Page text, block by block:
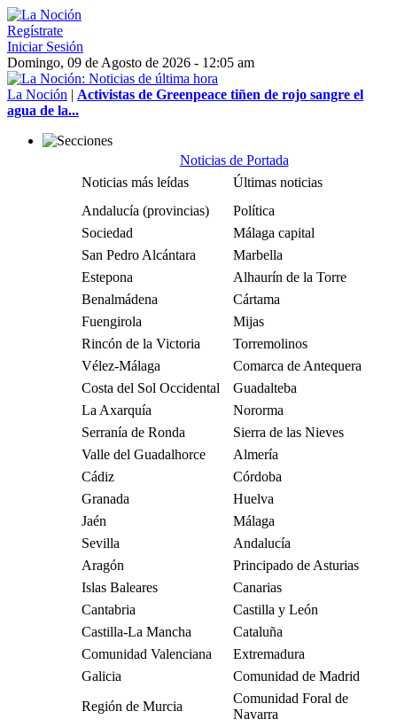
Regístrate
Iniciar Sesión
Domingo, 09 de Agosto de 2026 - 12:05 am
La Noción | Activistas de Greenpeace tiñen de rojo sangre el
agua de la...
Noticias de Portada
Noticias más leídas
Últimas noticias
Andalucía (provincias)
Política
Sociedad
Málaga capital
San Pedro Alcántara
Marbella
Estepona
Alhaurín de la Torre
Benalmádena
Cártama
Fuengirola
Mijas
Rincón de la Victoria
Torremolinos
Vélez-Málaga
Comarca de Antequera
Costa del Sol Occidental
Guadalteba
La Axarquía
Nororma
Serranía de Ronda
Sierra de las Nieves
Valle del Guadalhorce
Almería
Cádiz
Córdoba
Granada
Huelva
Jaén
Málaga
Sevilla
Andalucía
Aragón
Principado de Asturias
Islas Baleares
Canarias
Cantabria
Castilla y León
Castilla-La Mancha
Cataluña
Comunidad Valenciana
Extremadura
Galicia
Comunidad de Madrid
Región de Murcia
Comunidad Foral de
Navarra